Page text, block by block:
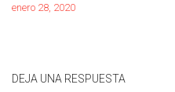
enero 28, 2020
DEJA UNA RESPUESTA